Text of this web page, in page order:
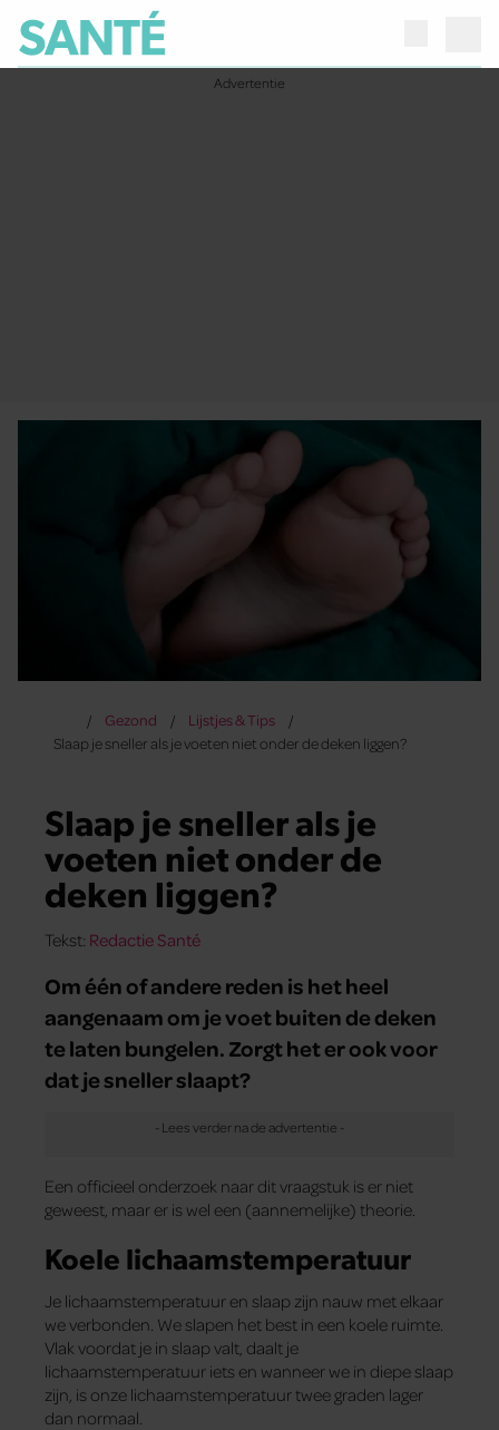
Gezond
Lijstjes & Tips
Slaap je sneller als je voeten niet onder de deken liggen?
Slaap je sneller als je
voeten niet onder de
deken liggen?
Tekst: Redactie Santé
Om één of andere reden is het heel
aangenaam om je voet buiten de deken
te laten bungelen. Zorgt het er ook voor
dat je sneller slaapt?
Een officieel onderzoek naar dit vraagstuk is er niet
geweest, maar er is wel een (aannemelijke) theorie.
Koele lichaamstemperatuur
Je lichaamstemperatuur en slaap zijn nauw met elkaar
we verbonden. We slapen het best in een koele ruimte.
Vlak voordat je in slaap valt, daalt je
lichaamstemperatuur iets en wanneer we in diepe slaap
zijn, is onze lichaamstemperatuur twee graden lager
dan normaal.